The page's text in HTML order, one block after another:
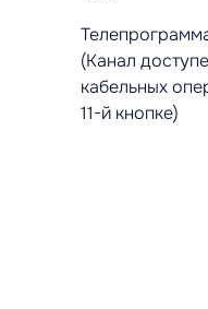
(Канал
кабельных
11-й кнопке)